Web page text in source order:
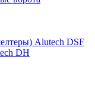
Alutech DSF
DH